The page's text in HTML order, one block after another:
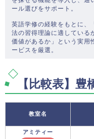
ール選びをサポート。
英語学修の経験をもとに、
法の習得理論に適している
価値があるか」という実用
ービスを厳選。
【比較表】
教室名
アミティー